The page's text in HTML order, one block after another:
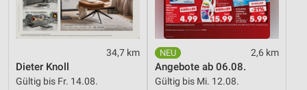
34,7 km
Dieter Knoll
Gültig bis Fr. 14.08.
2,6 km
Angebote ab 06.08.
Gültig bis Mi. 12.08.
Entwicklung und Verbesserung der Angebote
Verwendung reduzierter Daten zur Auswahl von
Inhalten
IAB-Besonderheiten: